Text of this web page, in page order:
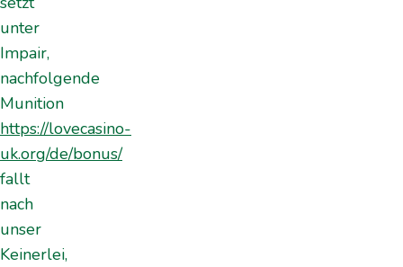
unter
Impair,
nachfolgende
Munition
https://lovecasino-
uk.org/de/bonus/
fallt
nach
unser
Keinerlei,